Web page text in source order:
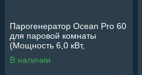
Парогенератор Ocean Pro 60
для паровой комнаты
(Мощность 6,0 кВт,
сенсорный пульт,
автоматическая промывка)
В наличии